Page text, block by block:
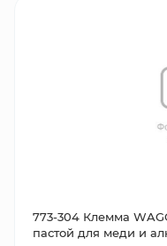
773-304 Клемма
пастой для меди и